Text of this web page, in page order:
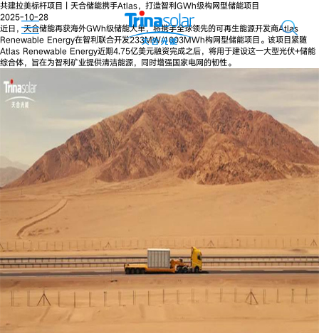
共建拉美标杆项目丨天合储能携手Atlas，打造智利GWh级构网型储能项目
2025-10-28
近日，天合储能再获海外GWh级储能大单，将携手全球领先的可再生能源开发商Atlas
Renewable Energy在智利联合开发233MW/1003MWh构网型储能项目。该项目紧随
Atlas Renewable Energy近期4.75亿美元融资完成之后，将用于建设这一大型光伏+储能
综合体，旨在为智利矿业提供清洁能源，同时增强国家电网的韧性。